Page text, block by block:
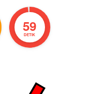
57
DETIK